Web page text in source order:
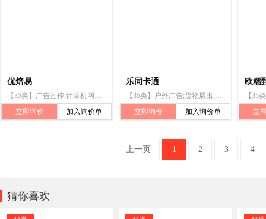
优焙易
【35类】广告宣传;计算机网络上的在线广告;电视广告;广告代理;广告;为零售目的在通讯媒体上展示商品;市场营销;商业管理辅助;组织商业或广告展览;无线电广告
立即询价
加入询价单
乐同卡通
【35类】户外广告;货物展出;广告;广告宣传;无线电广告;商业橱窗布置;商业管理顾问;市场营销研究;特许经营的商业管理;市场营销
立即询价
加入询价单
欧糯
立
上一页 1 2 3 4
猜你喜欢